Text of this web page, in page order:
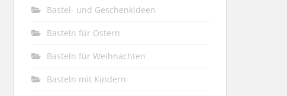
Bastel- und Geschenkideen
Basteln für Ostern
Basteln für Weihnachten
Basteln mit Kindern